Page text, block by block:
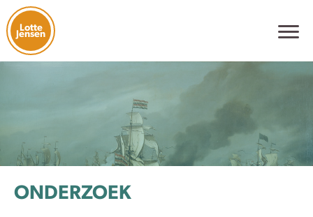
Lotte
Jensen
ONDERZOEK